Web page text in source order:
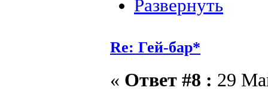
Re: Гей-бар*
« Ответ #8 : 29